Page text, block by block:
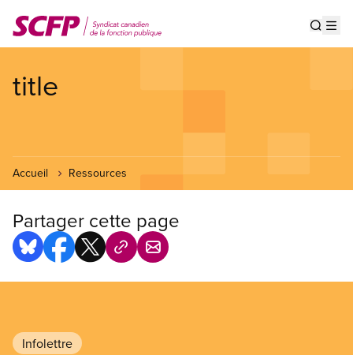
au
contenu
title
Accueil Ressources
Partager cette page
Infolettre